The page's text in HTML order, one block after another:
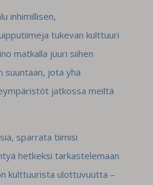
inhimillisen,
tukevan kulttuuri
matkalla juuri siihen
suuntaan, jota yhä
jatkossa meiltä
sparrata tiimisi
hetkeksi tarkastelemaan
kulttuurista ulottuvuutta –